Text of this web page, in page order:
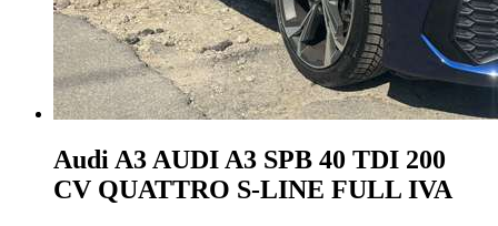
Audi A3AUDI A3 SPB 40 TDI 200
CV QUATTRO S-LINE FULL IVA